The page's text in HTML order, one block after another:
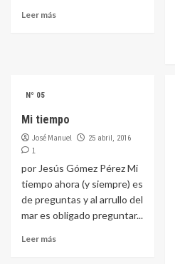
Leer más
Nº 05
Mi tiempo
José Manuel 25 abril, 2016
1
por Jesús Gómez Pérez Mi
tiempo ahora (y siempre) es
de preguntas y al arrullo del
mar es obligado preguntar...
Leer más